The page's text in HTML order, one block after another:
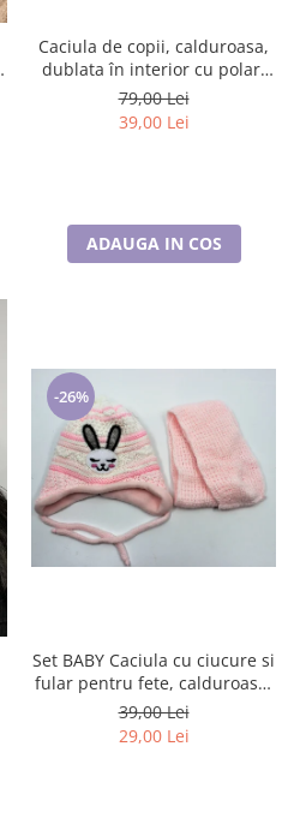
Caciula de copii, calduroasa,
dublata în interior cu polar,
care acoperă urechile și
fruntea
79,00 Lei
39,00 Lei
ADAUGA IN COS
-26%
Set BABY Caciula cu ciucure si
fular pentru fete, calduroase,
caciula dublata în interior,
acoperă urechile și fruntea
39,00 Lei
29,00 Lei